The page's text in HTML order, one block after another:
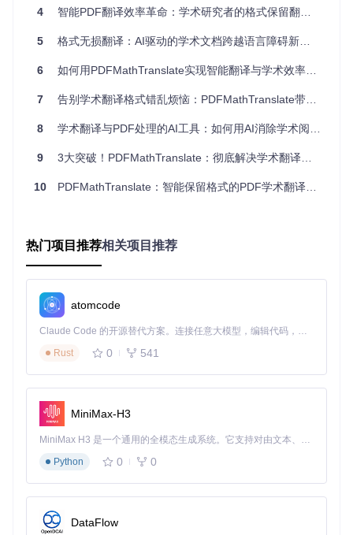
Translate通过构建学科专用术语库，大幅提升了专业文献的翻
译准确性。
术，能够精准识别文档中的文本块、公式、图表、表格等元
是正文，哪些是公式，哪些是图表说明。这项技术的核心实现
pdf2zh/doclayout.py
，通过训练专门的深度学习模型，工
具能以98%以上的准确率识别各类文档元素。
业翻译组成的团队，随时可以调用最擅长特定领域的译者。翻
译服务的调度逻辑在
接口设计支持新翻译服务的快速集成。
格式无损重建：像素级还原文档排版
的拼图游戏，每一块内容都必须放到正确的位置。工具通过精
确记录每个元素的坐标位置和样式信息，在翻译后按原布局重
建文档，确保格式与原文高度一致。
缓存智能管理：提升重复翻译效率
语，当遇到相同内容时直接调用缓存结果，避免重复翻译。这
项功能由
4 智能PDF翻译效率革命：学术研究者的格式保留翻译解决方案
5 格式无损翻译：AI驱动的学术文档跨越语言障碍新方案
6 如何用PDFMathTranslate实现智能翻译与学术效率提升？
7 告别学术翻译格式错乱烦恼：PDFMathTranslate带来学术效率革命，实现格式保真智能翻译
8 学术翻译与PDF处理的AI工具：如何用AI消除学术阅读语言障碍？
9 3大突破！PDFMathTranslate：彻底解决学术翻译的格式与公式难题
10 PDFMathTranslate：智能保留格式的PDF学术翻译突破方案
热门项目推荐相关项目推荐
atomcode
Claude Code 的开源替代方案。连接任意大模型，编辑代码，运行命令，自动验证 — 全自动执行。用 Rust 构建，极致性能。 ｜ An open-source alternative to Claude Code. Connect any LLM, edit code, run commands, and verify changes — autonomously. Built in Rust for speed. Get Started
Rust
0 541
MiniMax-H3
MiniMax H3 是一个通用的全模态生成系统。它支持对由文本、图像、视频和音频组成的多模态上下文进行统一理解，并能生成分辨率高达 2K、时长可达 15 秒的带原生立体声音频的视频。得益于面向任务泛化的系统设计，H3 在预训练阶段就已具备广泛的多模态上下文理解与生成能力，能够出色地执行复杂的多模态指令。
Python
0 0
DataFlow